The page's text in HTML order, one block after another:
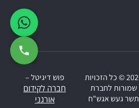
2026 © כל הזכויות
שמורות לחברת
תשר געש אגש"ח
פוש דיגיטל –
חברה לקידום
אורגני